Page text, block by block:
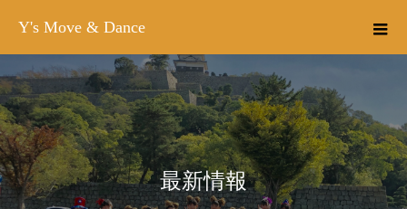
Y's Move & Dance
最新情報